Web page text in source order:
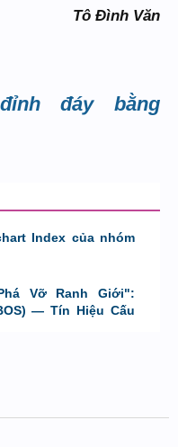
Tô Đình Văn
đáy bằng
Index của nhóm
Vỡ Ranh Giới":
— Tín Hiệu Cấu